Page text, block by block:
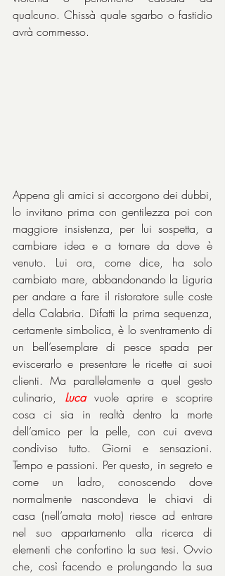
qualcuno. Chissà quale sgarbo o fastidio
avrà commesso.
Appena gli amici si accorgono dei dubbi,
lo invitano prima con gentilezza poi con
maggiore insistenza, per lui sospetta, a
cambiare idea e a tornare da dove è
venuto. Lui ora, come dice, ha solo
cambiato mare, abbandonando la Liguria
per andare a fare il ristoratore sulle coste
della Calabria. Difatti la prima sequenza,
certamente simbolica, è lo sventramento di
un bell’esemplare di pesce spada per
eviscerarlo e presentare le ricette ai suoi
clienti. Ma parallelamente a quel gesto
culinario, Luca vuole aprire e scoprire
cosa ci sia in realtà dentro la morte
dell’amico per la pelle, con cui aveva
condiviso tutto. Giorni e sensazioni.
Tempo e passioni. Per questo, in segreto e
come un ladro, conoscendo dove
normalmente nascondeva le chiavi di
casa (nell’amata moto) riesce ad entrare
nel suo appartamento alla ricerca di
elementi che confortino la sua tesi. Ovvio
che, così facendo e prolungando la sua